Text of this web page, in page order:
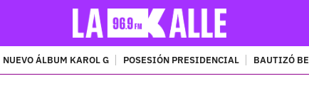
NUEVO ÁLBUM KAROL G POSESIÓN PRESIDENCIAL BAUTIZÓ